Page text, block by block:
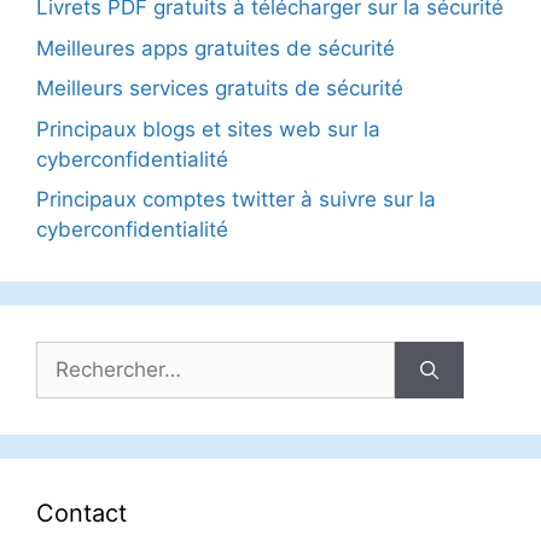
Livrets PDF gratuits à télécharger sur la sécurité
Meilleures apps gratuites de sécurité
Meilleurs services gratuits de sécurité
Principaux blogs et sites web sur la
cyberconfidentialité
Principaux comptes twitter à suivre sur la
cyberconfidentialité
Rechercher :
Contact